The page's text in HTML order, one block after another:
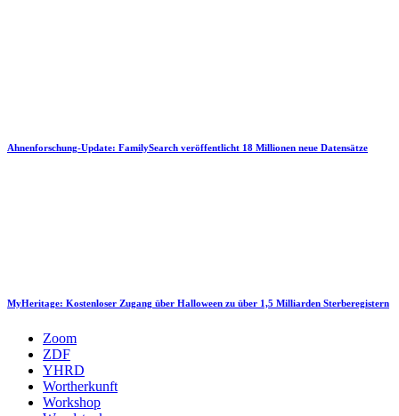
Ahnenforschung-Update: FamilySearch veröffentlicht 18 Millionen neue Datensätze
MyHeritage: Kostenloser Zugang über Halloween zu über 1,5 Milliarden Sterberegistern
Zoom
ZDF
YHRD
Wortherkunft
Workshop